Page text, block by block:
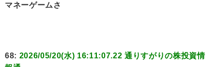
マネーゲームさ
68: 2026/05/20(水) 16:11:07.22 通りすがりの株投資情